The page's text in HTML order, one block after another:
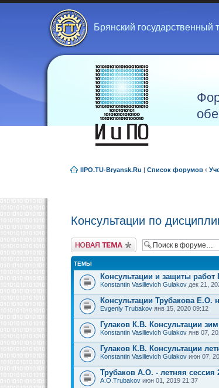
Брянский государственный
IIPO.TU-Bryansk.Ru | Список форумов ‹
Консультации по
Новая тема
ТЕМЫ
Консультации и защиты работ
Konstantin Vasilievich Gulakov дек 21,
Консультации Трубакова Е.О.
Evgeniy Trubakov янв 15, 2020 09:12
Гулаков К.В. Консультации
Konstantin Vasilievich Gulakov янв 07,
Гулаков К.В. Консультации
Konstantin Vasilievich Gulakov июн 07,
Трубаков А.О. - летняя сессия
A.O.Trubakov июн 01, 2019 21:37